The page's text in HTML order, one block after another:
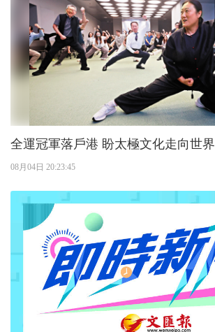
全運冠軍落戶港 盼太極文化走向世界
08月04日 20:23:45